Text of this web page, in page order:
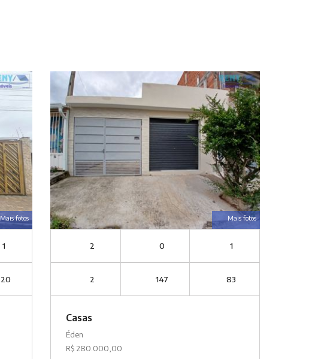
Mais fotos
1
Mais fotos
2 0 1
2 147 83
Casas
Éden
R$ 280.000,00